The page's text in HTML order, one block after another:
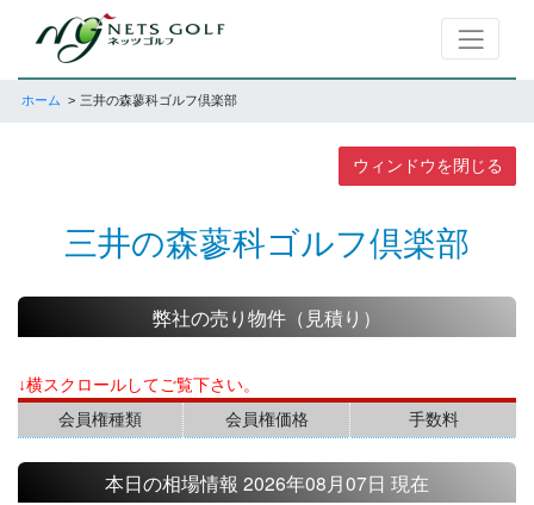
ホーム 三井の森蓼科ゴルフ倶楽部
ウィンドウを閉じる
三井の森蓼科ゴルフ倶楽部
弊社の売り物件（見積り）
↓横スクロールしてご覧下さい。
会員権種類
会員権価格 手数料
本日の相場情報 2026年08月07日 現在